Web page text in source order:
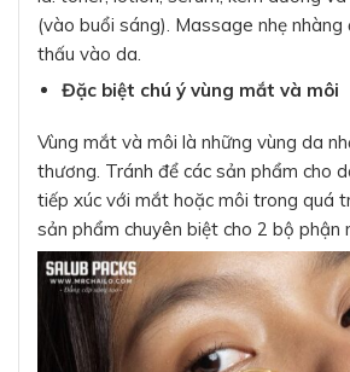
(vào buổi sáng). Massage nhẹ
thấu vào da.
Đặc biệt chú ý vùng mắt và môi
Vùng mắt và môi là những vùng da
thương. Tránh để các sản phẩm cho
tiếp xúc với mắt hoặc môi trong quá
sản phẩm chuyên biệt cho 2 bộ phận